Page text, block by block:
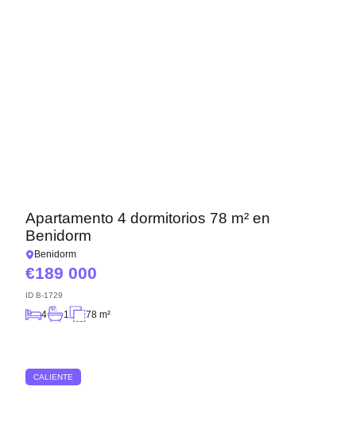
Apartamento 4 dormitorios 78 m² en
Benidorm
Benidorm
189 000
ID B-1729
4 1 78 m²
CALIENTE